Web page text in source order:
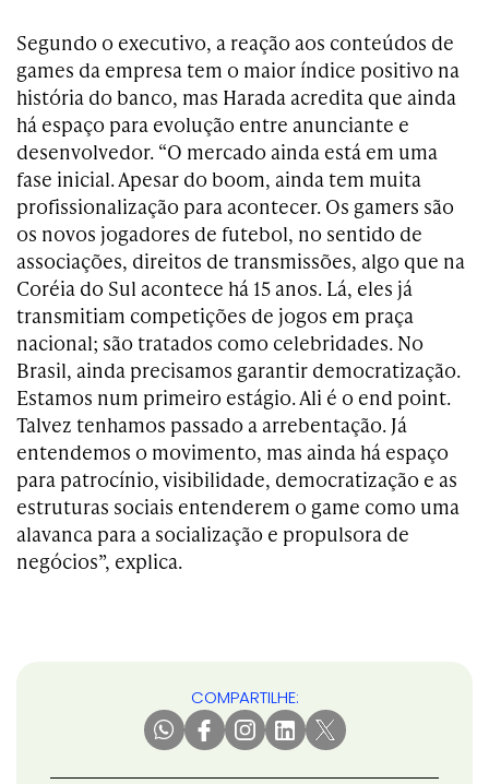
Segundo o executivo, a reação aos conteúdos de
games da empresa tem o maior índice positivo na
história do banco, mas Harada acredita que ainda
há espaço para evolução entre anunciante e
desenvolvedor. “O mercado ainda está em uma
fase inicial. Apesar do boom, ainda tem muita
profissionalização para acontecer. Os gamers são
os novos jogadores de futebol, no sentido de
associações, direitos de transmissões, algo que na
Coréia do Sul acontece há 15 anos. Lá, eles já
transmitiam competições de jogos em praça
nacional; são tratados como celebridades. No
Brasil, ainda precisamos garantir democratização.
Estamos num primeiro estágio. Ali é o end point.
Talvez tenhamos passado a arrebentação. Já
entendemos o movimento, mas ainda há espaço
para patrocínio, visibilidade, democratização e as
estruturas sociais entenderem o game como uma
alavanca para a socialização e propulsora de
negócios”, explica.
COMPARTILHE: